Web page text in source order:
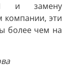
1 и замену
компании, эти
более чем на